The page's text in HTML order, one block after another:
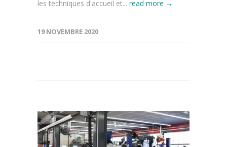
les techniques d'accueil et... read more →
19 NOVEMBRE 2020